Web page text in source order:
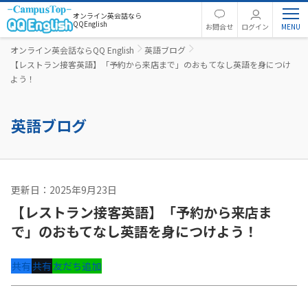
オンライン英会話なら
QQEnglish
お問合せ ログイン
オンライン英会話ならQQ English
英語ブログ
【レストラン接客英語】「予約から来店まで」のおもてなし英語を身につけ
よう！
英語ブログ
更新日：2025年9月23日
【レストラン接客英語】「予約から来店ま
で」のおもてなし英語を身につけよう！
共有共有友だち追加